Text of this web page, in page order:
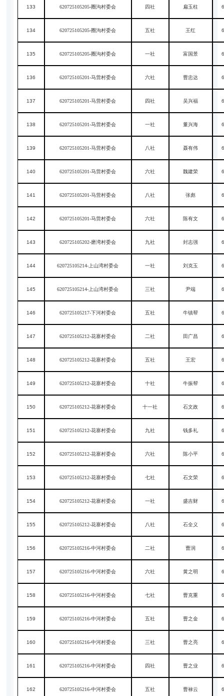
133 620725105205-圈沟村委会 四社 扁玉柱
134 620725105205-圈沟村委会 五社 王红
135 620725105205-圈沟村委会 一社 富国景
136 620725105201-马营村委会 六社 曹忠达
137 620725105201-马营村委会 四社 吴兴福
138 620725105201-马营村委会 一社 董兴海
139 620725105201-马营村委会 八社 聂有伟
140 620725105201-马营村委会 六社 魏建荣
141 620725105201-马营村委会 八社 张彪
142 620725105201-马营村委会 六社 陈有文
143 620725105202-磨湾村委会 九社 封志强
144 620725105214-上山湾村委会 一社 刘克玉
145 620725105214-上山湾村委会 三社 尹端
146 620725105217-下河村委会 五社 牛镇帮
147 620725105212-花寨村委会 二社 田广昌
148 620725105212-花寨村委会 五社 王宏
149 620725105212-花寨村委会 十社 牛振帮
150 620725105212-花寨村委会 十一社 石文政
151 620725105212-花寨村委会 九社 钱多礼
152 620725105212-花寨村委会 六社 陈小平
153 620725105212-花寨村委会 七社 石文荣
154 620725105212-花寨村委会 一社 盛吉财
155 620725105212-花寨村委会 八社 石全义
156 620725105216-中河村委会 二社 曹润
157 620725105216-中河村委会 六社 黄之明
158 620725105216-中河村委会 七社 曹克重
159 620725105216-中河村委会 五社 曹之金
160 620725105216-中河村委会 三社 曹之亮
161 620725105216-中河村委会 四社 曹之业
162 620725105216-中河村委会 五社 曹禄云